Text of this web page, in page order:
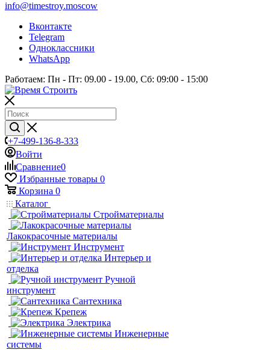
info@timestroy.moscow
Вконтакте
Telegram
Одноклассники
WhatsApp
Работаем: Пн - Пт: 09.00 - 19.00, Сб: 09:00 - 15:00
+7-499-136-8-333
Войти
Сравнение0
Избранные товары 0
Корзина 0
Каталог
Стройматериалы
Лакокрасочные материалы
Инструмент
Интерьер и
отделка
Ручной
инструмент
Сантехника
Крепеж
Электрика
Инженерные
системы